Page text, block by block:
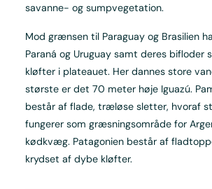
savanne- og sumpvegetation.
Mod grænsen til Paraguay og Brasilien
Paraná og Uruguay samt deres bifloder
kløfter i plateauet. Her dannes store
største er det 70 meter høje Iguazú.
består af flade, træløse sletter, hvoraf
fungerer som græsningsområde for
kødkvæg. Patagonien består af
krydset af dybe kløfter.